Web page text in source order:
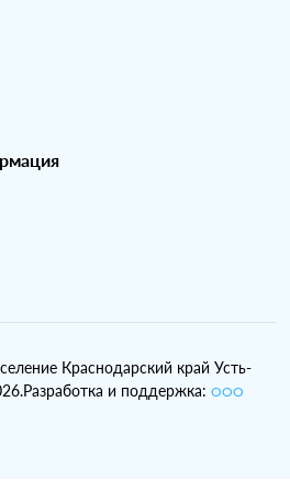
Краснодарский край Усть-
и поддержка: ООО